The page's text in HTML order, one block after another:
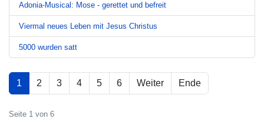
Adonia-Musical: Mose - gerettet und befreit
Viermal neues Leben mit Jesus Christus
5000 wurden satt
1 2 3 4 5 6 Weiter Ende
Seite 1 von 6